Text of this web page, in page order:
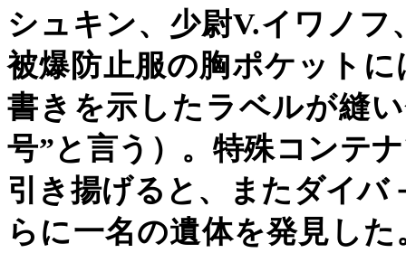
シュキン、少尉V.イワノフ
被爆防止服の胸ポケット
書きを示したラベルが縫
号”と言う）。特殊コンテ
引き揚げると、またダイバ
らに一名の遺体を発見し